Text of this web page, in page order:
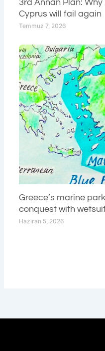
3rd Annan Plan:
Cyprus will fail again
Temmuz 7, 2026
Greece’s marine
conquest with
Haziran 5, 2026